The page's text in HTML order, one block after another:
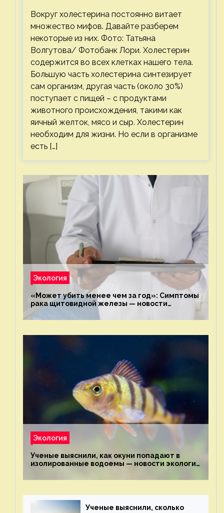
Вокруг холестерина постоянно витает
множество мифов. Давайте разберем
некоторые из них. Фото: Татьяна
Волгутова/ Фотобанк Лори. Холестерин
содержится во всех клетках нашего тела.
Большую часть холестерина синтезирует
сам организм, другая часть (около 30%)
поступает с пищей – с продуктами
животного происхождения, такими как
яичный желток, мясо и сыр. Холестерин
необходим для жизни. Но если в организме
есть […]
Экология
«Может убить менее чем за год»: Симптомы
рака щитовидной железы — новости
экологии на ECOportal
Экология
Ученые выяснили, как окуни попадают в
изолированные водоемы — новости экологии
Ученые выяснили, сколько